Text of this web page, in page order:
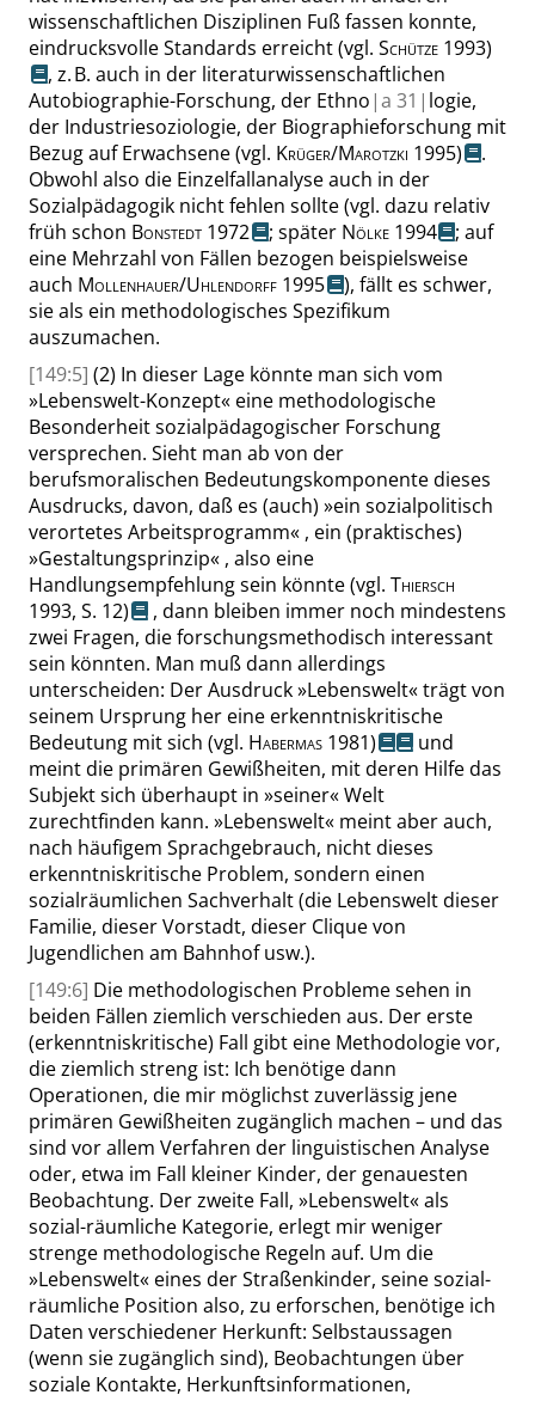
wissenschaftlichen Disziplinen Fuß fassen konnte,
eindrucksvolle Standards erreicht(vgl. Schütze 1993)
, z. B. auch in der literaturwissenschaftlichen
Autobiographie-Forschung, der Ethno |a 31| logie,
der Industriesoziologie, der Biographieforschung mit
Bezug auf Erwachsene(vgl. Krüger/Marotzki 1995)
.
Obwohl also die Einzelfallanalyse auch in der
Sozialpädagogik nicht fehlen sollte (vgl. dazu relativ
früh schon Bonstedt 1972 ; später Nölke1994 ; auf
eine Mehrzahl von Fällen bezogen beispielsweise
auch Mollenhauer/Uhlendorff 1995
), fällt es schwer,
sie als ein methodologisches Spezifikum
auszumachen.
[149:5] (2) In dieser Lage könnte man sich vom
»Lebenswelt-Konzept« eine methodologische
Besonderheit sozialpädagogischer Forschung
versprechen. Sieht man ab von der
berufsmoralischen Bedeutungskomponente dieses
Ausdrucks, davon, daß es (auch) »ein sozialpolitisch
verortetes Arbeitsprogramm« , ein (praktisches)
»Gestaltungsprinzip« , also eine
Handlungsempfehlung sein könnte(vgl. Thiersch
1993, S. 12)
, dann bleiben immer noch mindestens
zwei Fragen, die forschungsmethodisch interessant
sein könnten. Man muß dann allerdings
unterscheiden: DerAusdruck»Lebenswelt«trägt von
seinem Ursprung her eine erkenntniskritische
Bedeutung mit sich (vgl. Habermas 1981)
und
meint die primären Gewißheiten, mit deren Hilfe das
Subjekt sich überhaupt in »seiner«Welt
zurechtfinden kann. »Lebenswelt« meint aber auch,
nach häufigem Sprachgebrauch, nicht dieses
erkenntniskritische Problem, sondern einen
sozialräumlichen Sachverhalt (die Lebenswelt dieser
Familie, dieser Vorstadt, dieser Clique von
Jugendlichen am Bahnhof usw.).
[149:6] Die methodologischen Probleme sehen in
beiden Fällen ziemlich verschieden aus. Der erste
(erkenntniskritische) Fall gibt eine Methodologie vor,
die ziemlich streng ist: Ich benötige dann
Operationen, die mir möglichst zuverlässig jene
primären Gewißheiten zugänglich machen – und das
sind vor allem Verfahren der linguistischen Analyse
oder, etwa im Fall kleiner Kinder, der genauesten
Beobachtung. Der zweite Fall, »Lebenswelt«als
sozial-räumliche Kategorie, erlegt mir weniger
strenge methodologische Regeln auf. Um die
»Lebenswelt« eines der Straßenkinder, seine sozial-
räumliche Position also, zu erforschen, benötige ich
Daten verschiedener Herkunft: Selbstaussagen
(wenn sie zugänglich sind), Beobachtungen über
soziale Kontakte, Herkunftsinformationen,